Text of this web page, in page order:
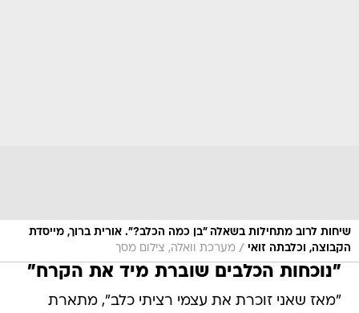
שיחות לרוב מתחילות בשאלה "בן כמה הכלב?". אורית ברוך, מייסדת
הקבוצה, וכלבתה זואי / מערכת וואלה, צילום מסך
"נוכחות הכלבים שוברת מיד את הקרח"
"מאז שאני זוכרת את עצמי רציתי כלב", מתארת